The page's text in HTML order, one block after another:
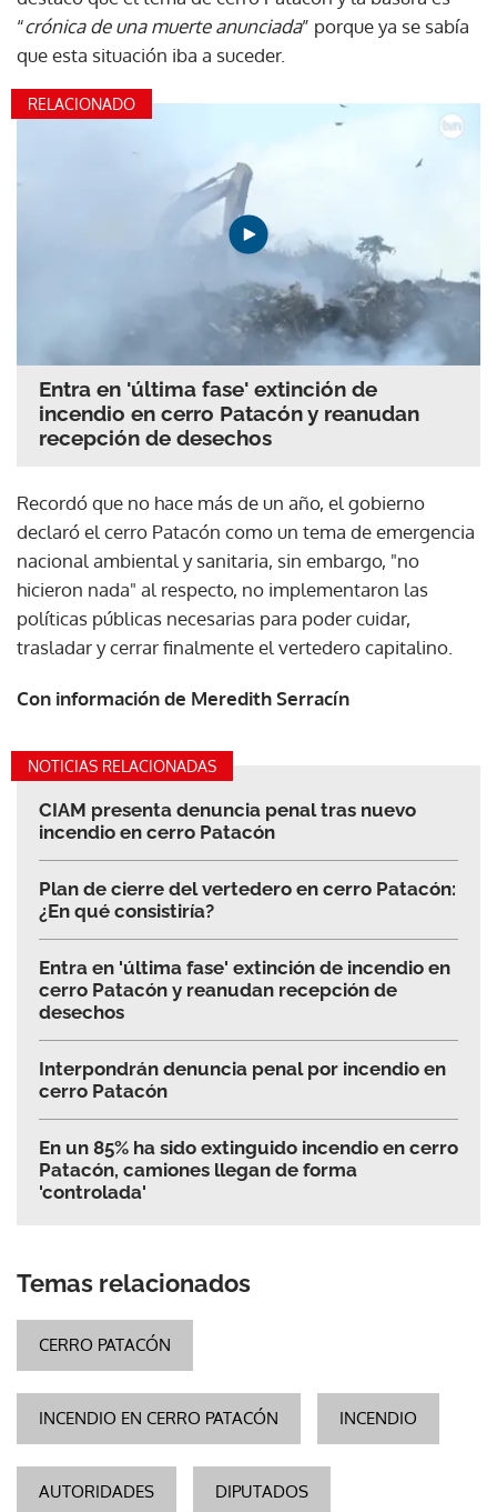
“crónica de una muerte anunciada” porque ya se sabía
que esta situación iba a suceder.
RELACIONADO
Entra en 'última fase' extinción de
incendio en cerro Patacón y reanudan
recepción de desechos
Recordó que no hace más de un año, el gobierno
declaró el cerro Patacón como un tema de emergencia
nacional ambiental y sanitaria, sin embargo, "no
hicieron nada" al respecto, no implementaron las
políticas públicas necesarias para poder cuidar,
trasladar y cerrar finalmente el vertedero capitalino.
Con información de Meredith Serracín
NOTICIAS RELACIONADAS
CIAM presenta denuncia penal tras nuevo
incendio en cerro Patacón
Plan de cierre del vertedero en cerro Patacón:
¿En qué consistiría?
Entra en 'última fase' extinción de incendio en
cerro Patacón y reanudan recepción de
desechos
Interpondrán denuncia penal por incendio en
cerro Patacón
En un 85% ha sido extinguido incendio en cerro
Patacón, camiones llegan de forma
'controlada'
Temas relacionados
CERRO PATACÓN
INCENDIO EN CERRO PATACÓN INCENDIO
AUTORIDADES DIPUTADOS